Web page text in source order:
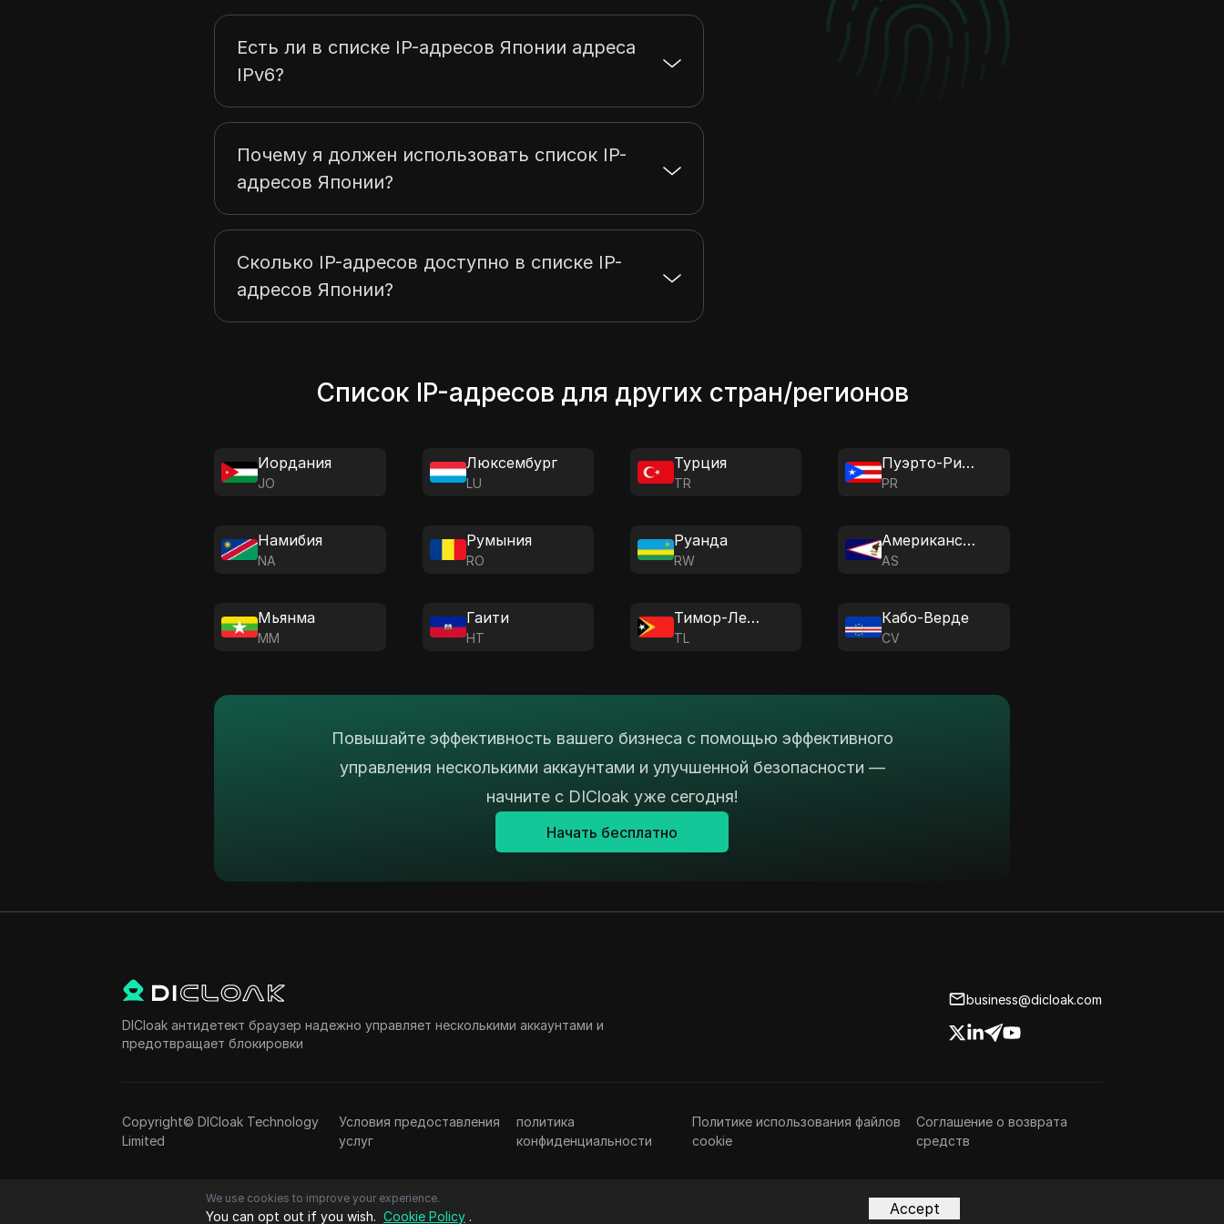
Есть ли в списке IP-адресов Японии адреса
IPv6?
Почему я должен использовать список IP-
адресов Японии?
Сколько IP-адресов доступно в списке IP-
адресов Японии?
Список IP-адресов для других стран/регионов
Иордания
JO
Люксембург
LU
Турция
TR
Пуэрто-Рико
PR
Намибия
NA
Румыния
RO
Руанда
RW
Американское Самоа
AS
Мьянма
MM
Гаити
HT
Тимор-Лешти
TL
Кабо-Верде
CV
Повышайте эффективность вашего бизнеса с помощью эффективного
управления несколькими аккаунтами и улучшенной безопасности —
начните с DICloak уже сегодня!
Начать бесплатно
DICloak антидетект браузер надежно управляет несколькими аккаунтами и
предотвращает блокировки
business@dicloak.com
Copyright© DICloak Technology
Limited
Условия предоставления
услуг
политика
конфиденциальности
Политике использования файлов
cookie
Соглашение о возврата
средств
We use cookies to improve your experience.
You can opt out if you wish. Cookie Policy . Accept